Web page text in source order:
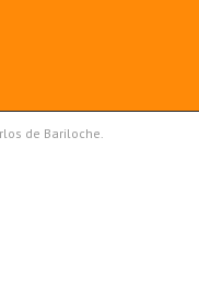
de Bariloche.